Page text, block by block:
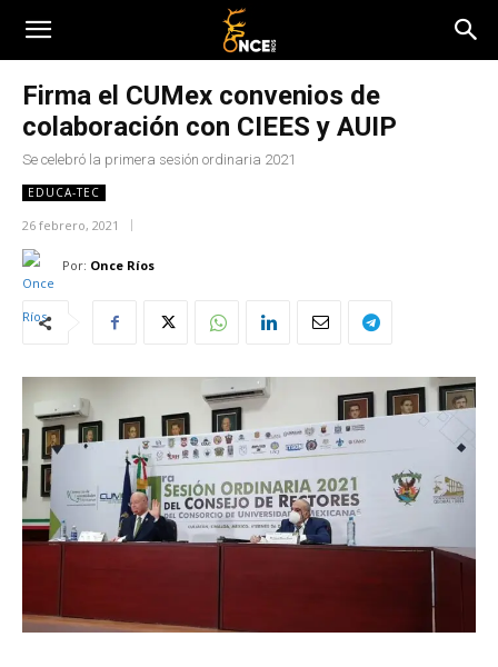
Firma el CUMex convenios de
colaboración con CIEES y AUIP
Se celebró la primera sesión ordinaria 2021
EDUCA-TEC
26 febrero, 2021
Por: Once Ríos